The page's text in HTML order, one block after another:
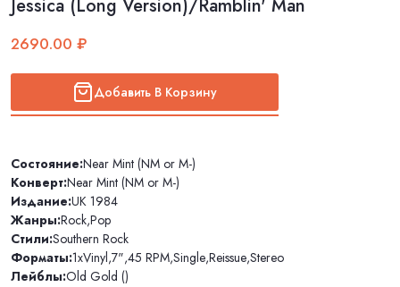
Jessica (Long Version)/Ramblin' Man
2690.00 ₽
Добавить В Корзину
Состояние:Near Mint (NM or M-)
Конверт:Near Mint (NM or M-)
Издание:UK 1984
Жанры:Rock,Pop
Стили:Southern Rock
Форматы:1xVinyl,7",45 RPM,Single,Reissue,Stereo
Лейблы:Old Gold ()